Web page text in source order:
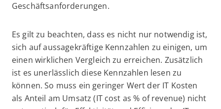
Geschäftsanforderungen.
Es gilt zu beachten, dass es nicht nur notwendig ist,
sich auf aussagekräftige Kennzahlen zu einigen, um
einen wirklichen Vergleich zu erreichen. Zusätzlich
ist es unerlässlich diese Kennzahlen lesen zu
können. So muss ein geringer Wert der IT Kosten
als Anteil am Umsatz (IT cost as % of revenue) nicht